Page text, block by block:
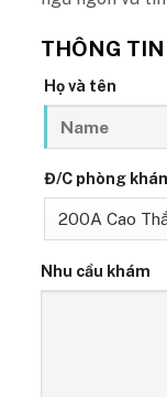
THÔNG
Họ và tên
Đ/C phòng
Nhu cầu khám